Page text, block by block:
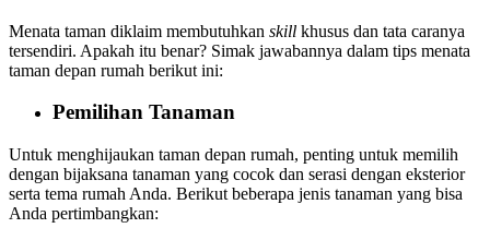
Menata taman diklaim membutuhkan skill khusus dan tata caranya
tersendiri. Apakah itu benar? Simak jawabannya dalam tips menata
taman depan rumah berikut ini:
Pemilihan Tanaman
Untuk menghijaukan taman depan rumah, penting untuk memilih
dengan bijaksana tanaman yang cocok dan serasi dengan eksterior
serta tema rumah Anda. Berikut beberapa jenis tanaman yang bisa
Anda pertimbangkan: